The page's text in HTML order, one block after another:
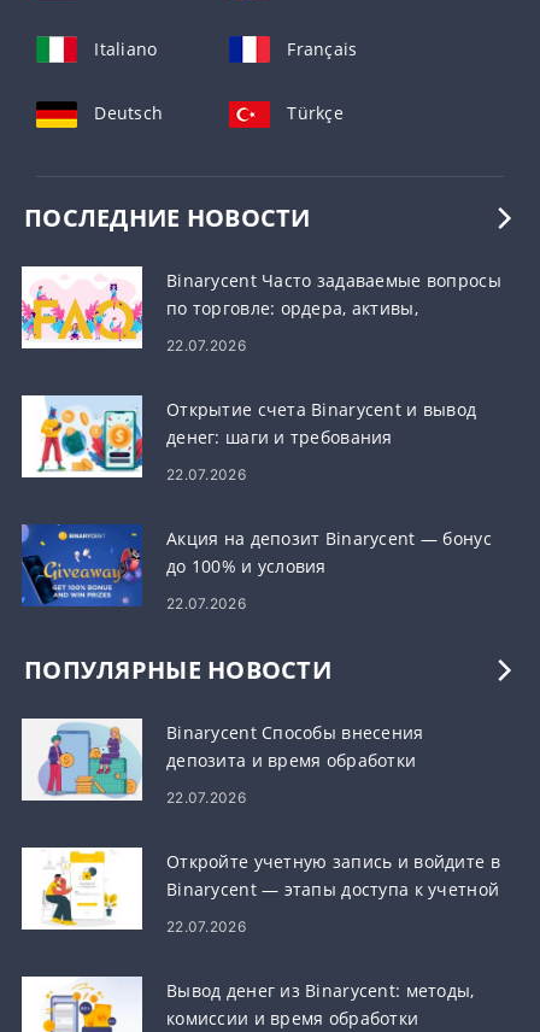
Italiano Français
Deutsch Türkçe
ПОСЛЕДНИЕ НОВОСТИ
Binarycent Часто задаваемые вопросы
по торговле: ордера, активы,
исполнение и риск
22.07.2026
Открытие счета Binarycent и вывод
денег: шаги и требования
22.07.2026
Акция на депозит Binarycent — бонус
до 100% и условия
22.07.2026
ПОПУЛЯРНЫЕ НОВОСТИ
Binarycent Способы внесения
депозита и время обработки
22.07.2026
Откройте учетную запись и войдите в
Binarycent — этапы доступа к учетной
записи
22.07.2026
Вывод денег из Binarycent: методы,
комиссии и время обработки